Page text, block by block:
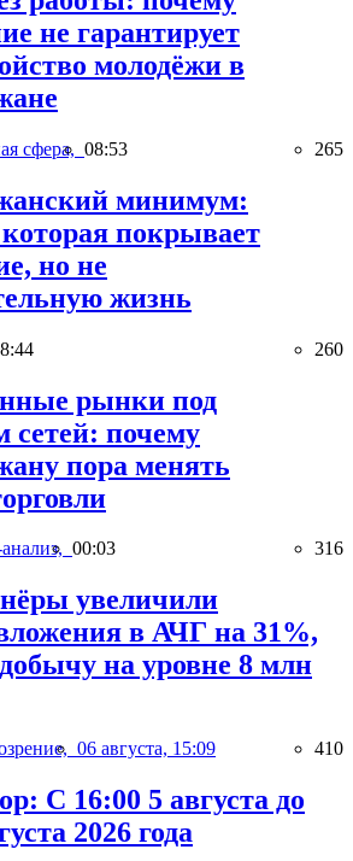
не гарантирует
молодёжи в
сфера, 08:53 265
минимум:
покрывает
но не
жизнь
260
рынки под
сетей: почему
пора менять
00:03 316
увеличили
в АЧГ на 31%,
на уровне 8 млн
06 августа, 15:09 410
С 16:00 5 августа до
2026 года